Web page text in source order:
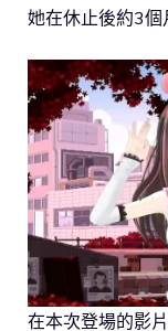
她在休止後約3個
在本次登場的影